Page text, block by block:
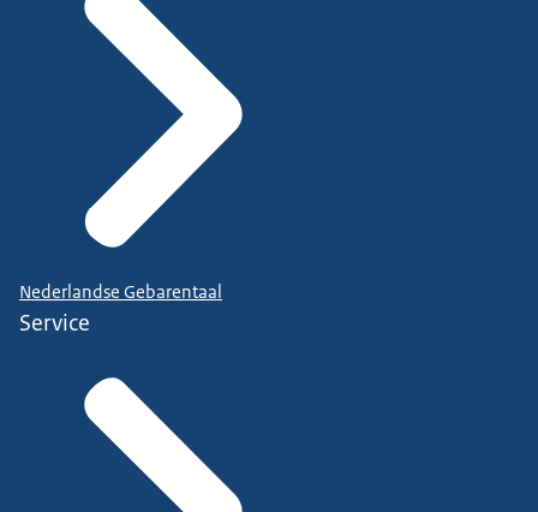
Nederlandse Gebarentaal
Service